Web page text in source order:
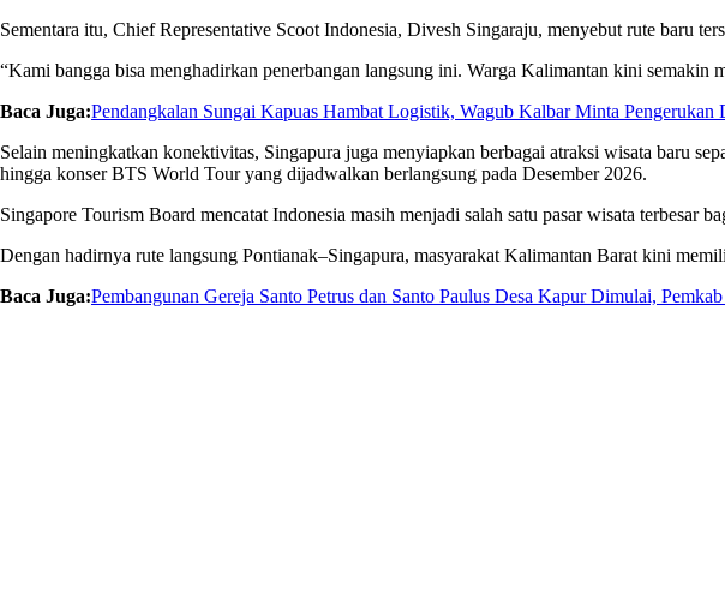
Sementara itu, Chief Representative Scoot Indonesia, Divesh Singaraju, menyebut rute baru
“Kami bangga bisa menghadirkan penerbangan langsung ini. Warga Kalimantan kini semakin
Baca Juga:Pendangkalan Sungai Kapuas Hambat Logistik, Wagub Kalbar Minta Pengerukan
Selain meningkatkan konektivitas, Singapura juga menyiapkan berbagai atraksi wisata baru
hingga konser BTS World Tour yang dijadwalkan berlangsung pada Desember 2026.
Singapore Tourism Board mencatat Indonesia masih menjadi salah satu pasar wisata terbesar
Dengan hadirnya rute langsung Pontianak–Singapura, masyarakat Kalimantan Barat kini
Baca Juga:Pembangunan Gereja Santo Petrus dan Santo Paulus Desa Kapur Dimulai,